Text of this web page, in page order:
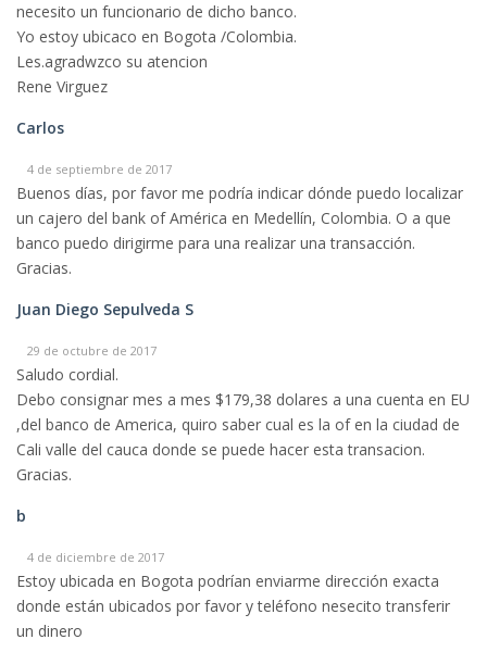
necesito un funcionario de dicho banco.
Yo estoy ubicaco en Bogota /Colombia.
Les.agradwzco su atencion
Rene Virguez
Carlos
4 de septiembre de 2017
Buenos días, por favor me podría indicar dónde puedo localizar
un cajero del bank of América en Medellín, Colombia. O a que
banco puedo dirigirme para una realizar una transacción.
Gracias.
Juan Diego Sepulveda S
29 de octubre de 2017
Saludo cordial.
Debo consignar mes a mes $179,38 dolares a una cuenta en EU
,del banco de America, quiro saber cual es la of en la ciudad de
Cali valle del cauca donde se puede hacer esta transacion.
Gracias.
b
4 de diciembre de 2017
Estoy ubicada en Bogota podrían enviarme dirección exacta
donde están ubicados por favor y teléfono nesecito transferir
un dinero